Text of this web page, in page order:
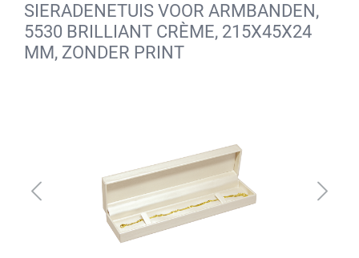
SIERADENETUIS VOOR ARMBANDEN,
5530 BRILLIANT CRÈME, 215X45X24
MM, ZONDER PRINT